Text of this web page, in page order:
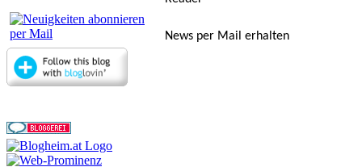
News per Mail erhalten